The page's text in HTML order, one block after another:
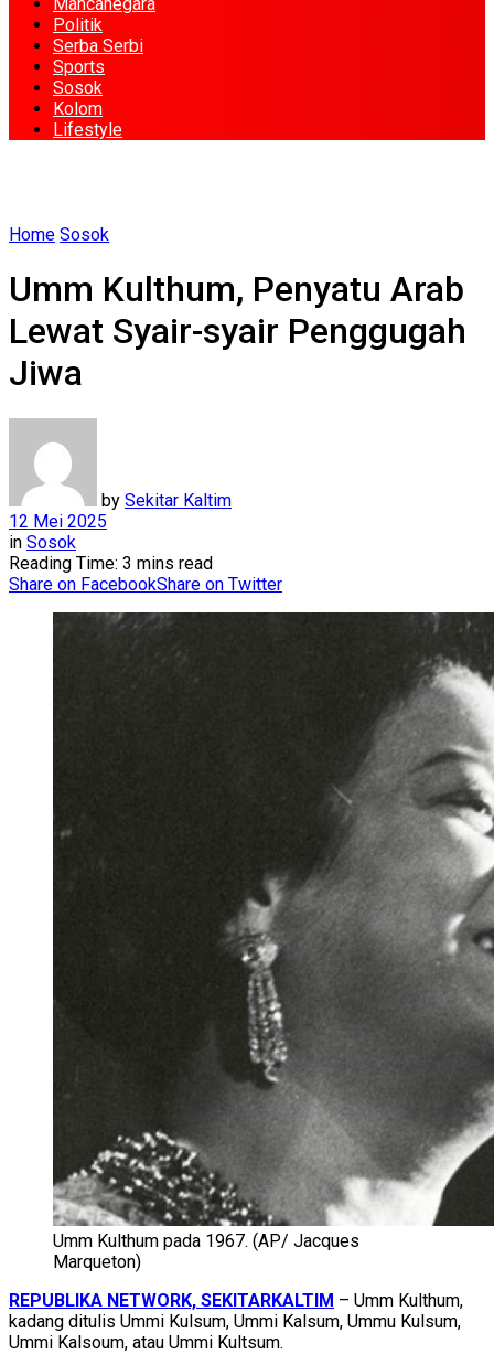
Politik
Serba Serbi
Sports
Sosok
Kolom
Lifestyle
Home Sosok
Umm Kulthum, Penyatu Arab
Lewat Syair-syair Penggugah
Jiwa
by Sekitar Kaltim
12 Mei 2025
in Sosok
Reading Time: 3 mins read
Share on FacebookShare on Twitter
Umm Kulthum pada 1967. (AP/ Jacques
Marqueton)
REPUBLIKA NETWORK, SEKITARKALTIM – Umm Kulthum,
kadang ditulis Ummi Kulsum, Ummi Kalsum, Ummu Kulsum,
Ummi Kalsoum, atau Ummi Kultsum.